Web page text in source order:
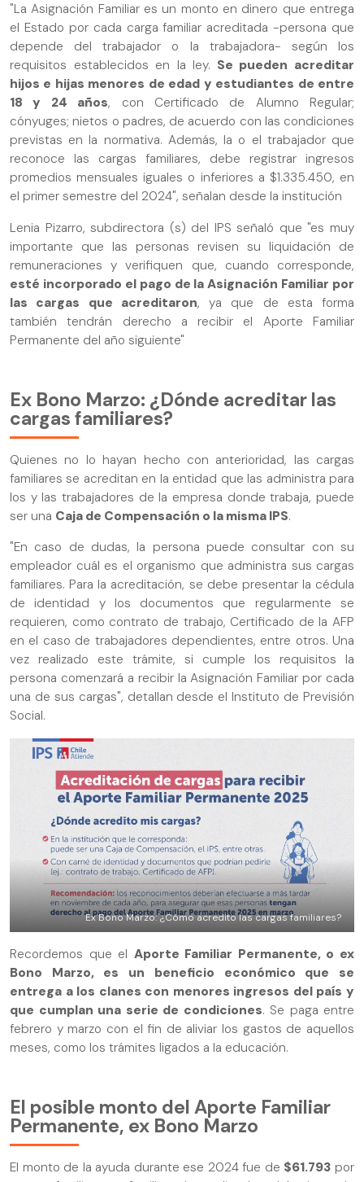
"La Asignación Familiar es un monto en dinero que entrega
el Estado por cada carga familiar acreditada -persona que
depende del trabajador o la trabajadora- según los
requisitos establecidos en la ley. Se pueden acreditar
hijos e hijas menores de edad y estudiantes de entre
18 y 24 años, con Certificado de Alumno Regular;
cónyuges; nietos o padres, de acuerdo con las condiciones
previstas en la normativa. Además, la o el trabajador que
reconoce las cargas familiares, debe registrar ingresos
promedios mensuales iguales o inferiores a $1.335.450, en
el primer semestre del 2024", señalan desde la institución
Lenia Pizarro, subdirectora (s) del IPS señaló que "es muy
importante que las personas revisen su liquidación de
remuneraciones y verifiquen que, cuando corresponde,
esté incorporado el pago de la Asignación Familiar por
las cargas que acreditaron, ya que de esta forma
también tendrán derecho a recibir el Aporte Familiar
Permanente del año siguiente"
Ex Bono Marzo: ¿Dónde acreditar las
cargas familiares?
Quienes no lo hayan hecho con anterioridad, las cargas
familiares se acreditan en la entidad que las administra para
los y las trabajadores de la empresa donde trabaja, puede
ser una Caja de Compensación o la misma IPS.
"En caso de dudas, la persona puede consultar con su
empleador cuál es el organismo que administra sus cargas
familiares. Para la acreditación, se debe presentar la cédula
de identidad y los documentos que regularmente se
requieren, como contrato de trabajo, Certificado de la AFP
en el caso de trabajadores dependientes, entre otros. Una
vez realizado este trámite, si cumple los requisitos la
persona comenzará a recibir la Asignación Familiar por cada
una de sus cargas", detallan desde el Instituto de Previsión
Social.
Ex Bono Marzo: ¿Cómo acredito las cargas familiares?
Recordemos que el Aporte Familiar Permanente, o ex
Bono Marzo, es un beneficio económico que se
entrega a los clanes con menores ingresos del país y
que cumplan una serie de condiciones. Se paga entre
febrero y marzo con el fin de aliviar los gastos de aquellos
meses, como los trámites ligados a la educación.
El posible monto del Aporte Familiar
Permanente, ex Bono Marzo
El monto de la ayuda durante ese 2024 fue de $61.793 por